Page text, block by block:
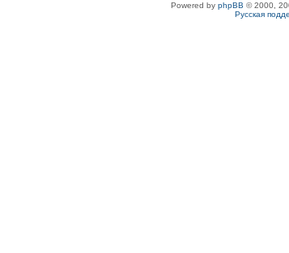
Powered by phpBB © 2000,
Русская